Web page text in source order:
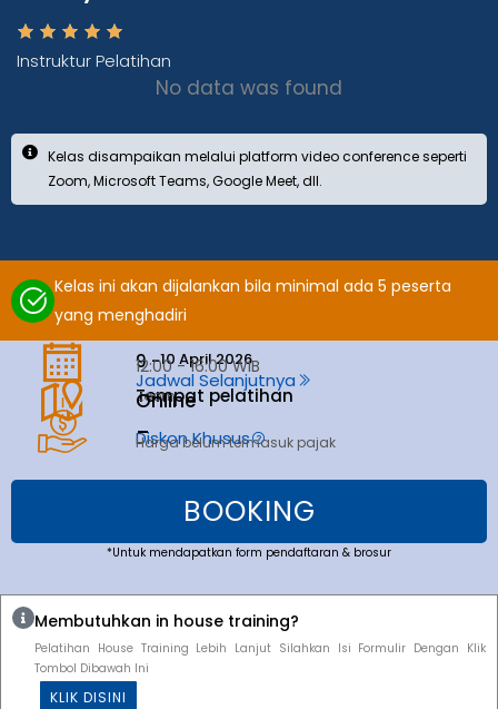
Instruktur Pelatihan
No data was found
Kelas disampaikan melalui platform video conference seperti
Zoom, Microsoft Teams, Google Meet, dll.
Kelas ini akan dijalankan bila minimal ada 5 peserta
yang menghadiri
9 -10 April 2026
12:00 - 16:00 WIB
Jadwal Selanjutnya
Tempat pelatihan
Zoom
Online
Diskon Khusus
Harga belum termasuk pajak
BOOKING
*Untuk mendapatkan form pendaftaran & brosur
Membutuhkan in house training?
Pelatihan House Training Lebih Lanjut Silahkan Isi Formulir Dengan Klik
Tombol Dibawah Ini
KLIK DISINI